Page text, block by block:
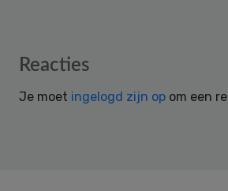
Reader
Reacties
Je moet ingelogd zijn op om een